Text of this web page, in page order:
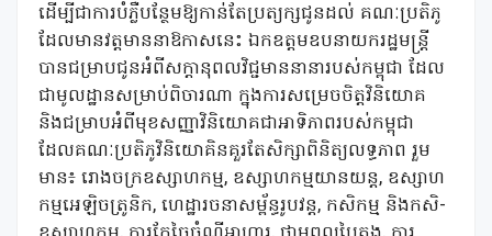
ដើម្បីជាការបំភ្លឺបន្ថែមឱ្យកាន់តែប្រត្យក្សជូនដល់ គណៈប្រតិភូ
ដែលមានវត្តមាននាឱកាសនេះ ឯកឧត្តមឧបនាយករដ្ឋមន្ត្រី
បានជម្រាបជូនអំពីសក្តានុពលវិជ្ជមាននានារបស់កម្ពុជា ដែល
ជាមូលដ្ឋានសម្រាប់ពិចារណា ក្នុងការសម្រេចចិត្តវិនិយោគ
និងជម្រាបអំពីមុខសញ្ញាវិនិយោគជាអាទិភាពរបស់កម្ពុជា
ដែលគណៈប្រតិភូវិនិយោគិនគួរតែសិក្សាពិនិត្យលទ្ធភាព រួម
មាន៖ រោងចក្រឧស្សាហកម្ម, ឧស្សាហកម្មយានយន្ត, ឧស្សាហ
កម្មអេឡិចត្រូនិក, ហេដ្ឋារចនាសម្ព័ន្ធរូបវន្ត, កសិកម្ម និងកសិ-